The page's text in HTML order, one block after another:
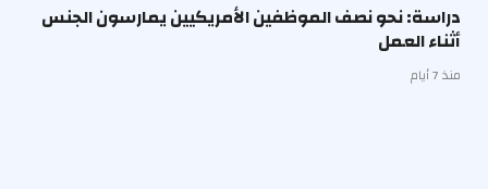
دراسة: نحو نصف الموظفين الأمريكيين يمارسون الجنس
أثناء العمل
منذ 7 أيام